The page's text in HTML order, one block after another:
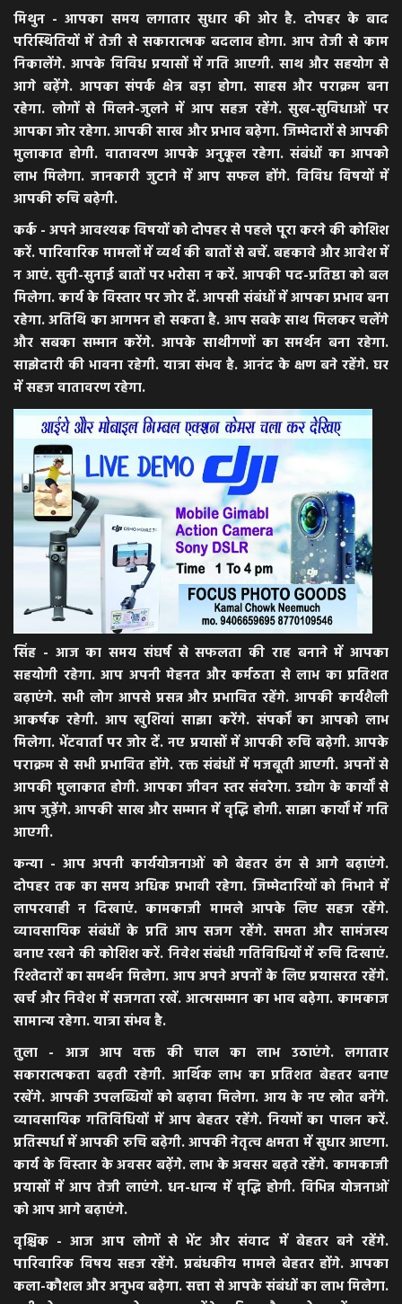
मिथुन - आपका समय लगातार सुधार की ओर है. दोपहर के बाद
परिस्थितियों में तेजी से सकारात्मक बदलाव होगा. आप तेजी से काम
निकालेंगे. आपके विविध प्रयासों में गति आएगी. साथ और सहयोग से
आगे बढ़ेंगे. आपका संपर्क क्षेत्र बड़ा होगा. साहस और पराक्रम बना
रहेगा. लोगों से मिलने-जुलने में आप सहज रहेंगे. सुख-सुविधाओं पर
आपका जोर रहेगा. आपकी साख और प्रभाव बढ़ेगा. जिम्मेदारों से आपकी
मुलाकात होगी. वातावरण आपके अनुकूल रहेगा. संबंधों का आपको
लाभ मिलेगा. जानकारी जुटाने में आप सफल होंगे. विविध विषयों में
आपकी रुचि बढ़ेगी.
कर्क - अपने आवश्यक विषयों को दोपहर से पहले पूरा करने की कोशिश
करें. पारिवारिक मामलों में व्यर्थ की बातों से बचें. बहकावे और आवेश में
न आएं. सुनी-सुनाई बातों पर भरोसा न करें. आपकी पद-प्रतिष्ठा को बल
मिलेगा. कार्य के विस्तार पर जोर दें. आपसी संबंधों में आपका प्रभाव बना
रहेगा. अतिथि का आगमन हो सकता है. आप सबके साथ मिलकर चलेंगे
और सबका सम्मान करेंगे. आपके साथीगणों का समर्थन बना रहेगा.
साझेदारी की भावना रहेगी. यात्रा संभव है. आनंद के क्षण बने रहेंगे. घर
में सहज वातावरण रहेगा.
सिंह - आज का समय संघर्ष से सफलता की राह बनाने में आपका
सहयोगी रहेगा. आप अपनी मेहनत और कर्मठता से लाभ का प्रतिशत
बढ़ाएंगे. सभी लोग आपसे प्रसन्न और प्रभावित रहेंगे. आपकी कार्यशैली
आकर्षक रहेगी. आप खुशियां साझा करेंगे. संपर्कों का आपको लाभ
मिलेगा. भेंटवार्ता पर जोर दें. नए प्रयासों में आपकी रुचि बढ़ेगी. आपके
पराक्रम से सभी प्रभावित होंगे. रक्त संबंधों में मजबूती आएगी. अपनों से
आपकी मुलाकात होगी. आपका जीवन स्तर संवरेगा. उद्योग के कार्यों से
आप जुड़ेंगे. आपकी साख और सम्मान में वृद्धि होगी. साझा कार्यों में गति
आएगी.
कन्या - आप अपनी कार्ययोजनाओं को बेहतर ढंग से आगे बढ़ाएंगे.
दोपहर तक का समय अधिक प्रभावी रहेगा. जिम्मेदारियों को निभाने में
लापरवाही न दिखाएं. कामकाजी मामले आपके लिए सहज रहेंगे.
व्यावसायिक संबंधों के प्रति आप सजग रहेंगे. समता और सामंजस्य
बनाए रखने की कोशिश करें. निवेश संबंधी गतिविधियों में रुचि दिखाएं.
रिश्तेदारों का समर्थन मिलेगा. आप अपने अपनों के लिए प्रयासरत रहेंगे.
खर्च और निवेश में सजगता रखें. आत्मसम्मान का भाव बढ़ेगा. कामकाज
सामान्य रहेगा. यात्रा संभव है.
तुला - आज आप वक्त की चाल का लाभ उठाएंगे. लगातार
सकारात्मकता बढ़ती रहेगी. आर्थिक लाभ का प्रतिशत बेहतर बनाए
रखेंगे. आपकी उपलब्धियों को बढ़ावा मिलेगा. आय के नए स्रोत बनेंगे.
व्यावसायिक गतिविधियों में आप बेहतर रहेंगे. नियमों का पालन करें.
प्रतिस्पर्धा में आपकी रुचि बढ़ेगी. आपकी नेतृत्व क्षमता में सुधार आएगा.
कार्य के विस्तार के अवसर बढ़ेंगे. लाभ के अवसर बढ़ते रहेंगे. कामकाजी
प्रयासों में आप तेजी लाएंगे. धन-धान्य में वृद्धि होगी. विभिन्न योजनाओं
को आप आगे बढ़ाएंगे.
वृश्चिक - आज आप लोगों से भेंट और संवाद में बेहतर बने रहेंगे.
पारिवारिक विषय सहज रहेंगे. प्रबंधकीय मामले बेहतर होंगे. आपका
कला-कौशल और अनुभव बढ़ेगा. सत्ता से आपके संबंधों का लाभ मिलेगा.